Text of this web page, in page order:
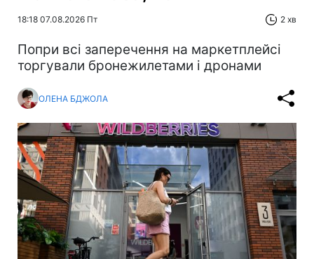
18:18 07.08.2026 Пт 2 хв
Попри всі заперечення на маркетплейсі
торгували бронежилетами і дронами
ОЛЕНА БДЖОЛА